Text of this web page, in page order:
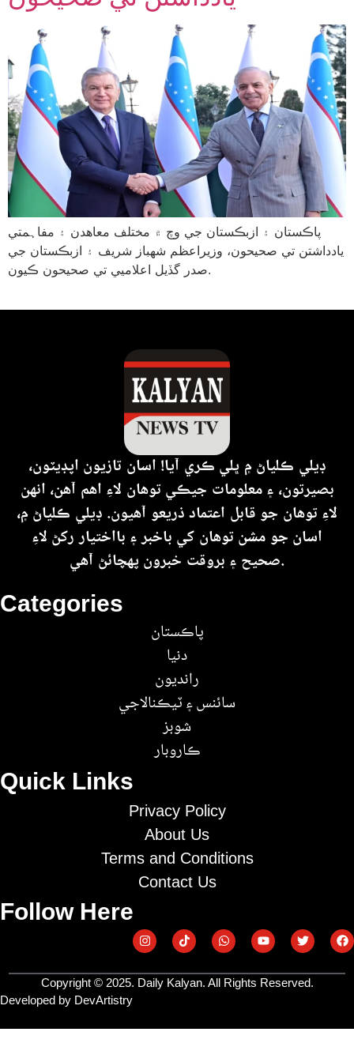
پاڪستان ۽ ازبڪستان جي وچ ۾ مختلف معاهدن ۽ مفاہمتي
يادداشتن تي صحيحون، وزيراعظم شهباز شريف ۽ ازبڪستان جي
صدر گڏيل اعلاميي تي صحيحون ڪيون.
Quick Links
Privacy Policy
About Us
Terms and Conditions
Contact Us
Follow Here
Categories
پاڪستان
دنيا
رانديون
سائنس ۽ ٽيڪنالاجي
شوبز
ڪاروبار
ڊيلي ڪلياڻ ۾ ڀلي ڪري آيا! اسان تازيون اپڊيٽون،
بصيرتون، ۽ معلومات جيڪي توهان لاءِ اهم آهن، انهن
لاءِ توهان جو قابل اعتماد ذريعو آهيون. ڊيلي ڪلياڻ ۾،
اسان جو مشن توهان کي باخبر ۽ بااختيار رکڻ لاءِ
صحيح ۽ بروقت خبرون پهچائڻ آهي.
Copyright © 2025. Daily Kalyan. All Rights Reserved.
Developed by DevArtistry